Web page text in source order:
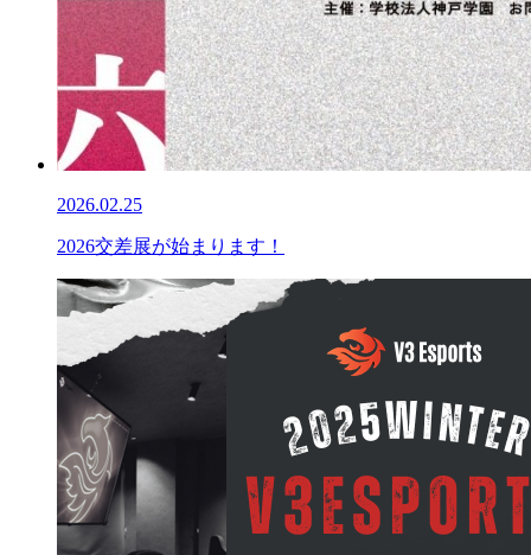
2026.02.25
2026交差展が始まります！